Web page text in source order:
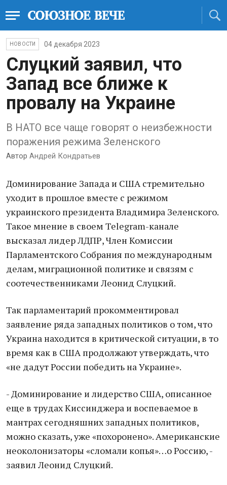
НОВОСТИ 04 декабря 2023
Слуцкий заявил, что
Запад все ближе к
провалу на Украине
В НАТО все чаще говорят о неизбежности
поражения режима Зеленского
Автор Андрей Кондратьев
Доминирование Запада и США стремительно
уходит в прошлое вместе с режимом
украинского президента Владимира Зеленского.
Такое мнение в своем Telegram-канале
высказал лидер ЛДПР, Член Комиссии
Парламентского Собрания по международным
делам, миграционной политике и связям с
соотечественниками Леонид Слуцкий.
Так парламентарий прокомментировал
заявление ряда западных политиков о том, что
Украина находится в критической ситуации, в то
время как в США продолжают утверждать, что
«не дадут России победить на Украине».
- Доминирование и лидерство США, описанное
еще в трудах Киссинджера и воспеваемое в
мантрах сегодняшних западных политиков,
можно сказать, уже «похоронено». Американские
неоколонизаторы «сломали копья»…о Россию, -
заявил Леонид Слуцкий.